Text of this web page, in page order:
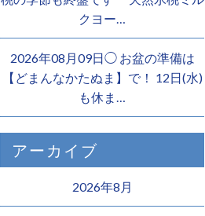
クヨー…
2026年08月09日◯ お盆の準備は
【どまんなかたぬま】で！ 12日(水)
も休ま…
アーカイブ
2026年8月